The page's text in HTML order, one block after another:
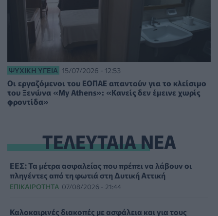
ΨΥΧΙΚΉ ΥΓΕΊΑ 15/07/2026 - 12:53
Οι εργαζόμενοι του ΕΟΠΑΕ απαντούν για το κλείσιμο
του Ξενώνα «My Athens»: «Κανείς δεν έμεινε χωρίς
φροντίδα»
ΤΕΛΕΥΤΑΙΑ ΝΕΑ
ΕΕΣ: Τα μέτρα ασφαλείας που πρέπει να λάβουν οι
πληγέντες από τη φωτιά στη Δυτική Αττική
ΕΠΙΚΑΙΡΌΤΗΤΑ 07/08/2026 - 21:44
Καλοκαιρινές διακοπές με ασφάλεια και για τους